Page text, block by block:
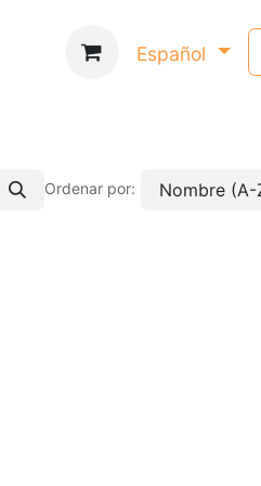
Español
Ordenar por: Nombre (A-